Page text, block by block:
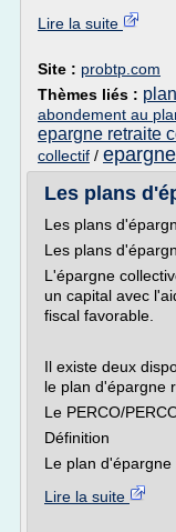
Lire la suite
Site : probtp.com
Thèmes liés :
abondement au
epargne retraite
collectif /
Les plans
Les plans
Les plans
L'épargne
un capital avec
fiscal favorable.
Il existe deux
le plan d'épargne
Le PERCO/
Définition
Le plan d'épargne
Lire la suite